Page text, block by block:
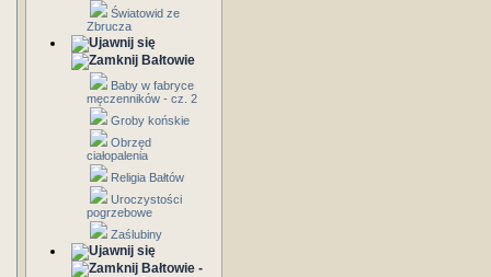
Światowid ze
Zbrucza
Bałtowie
Baby w fabryce
męczenników - cz. 2
Groby końskie
Obrzęd
ciałopalenia
Religia Bałtów
Uroczystości
pogrzebowe
Zaślubiny
Bałtowie -